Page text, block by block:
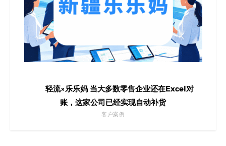
轻流×乐乐妈 当大多数零售企业还在Excel对
账，这家公司已经实现自动补货
客户案例